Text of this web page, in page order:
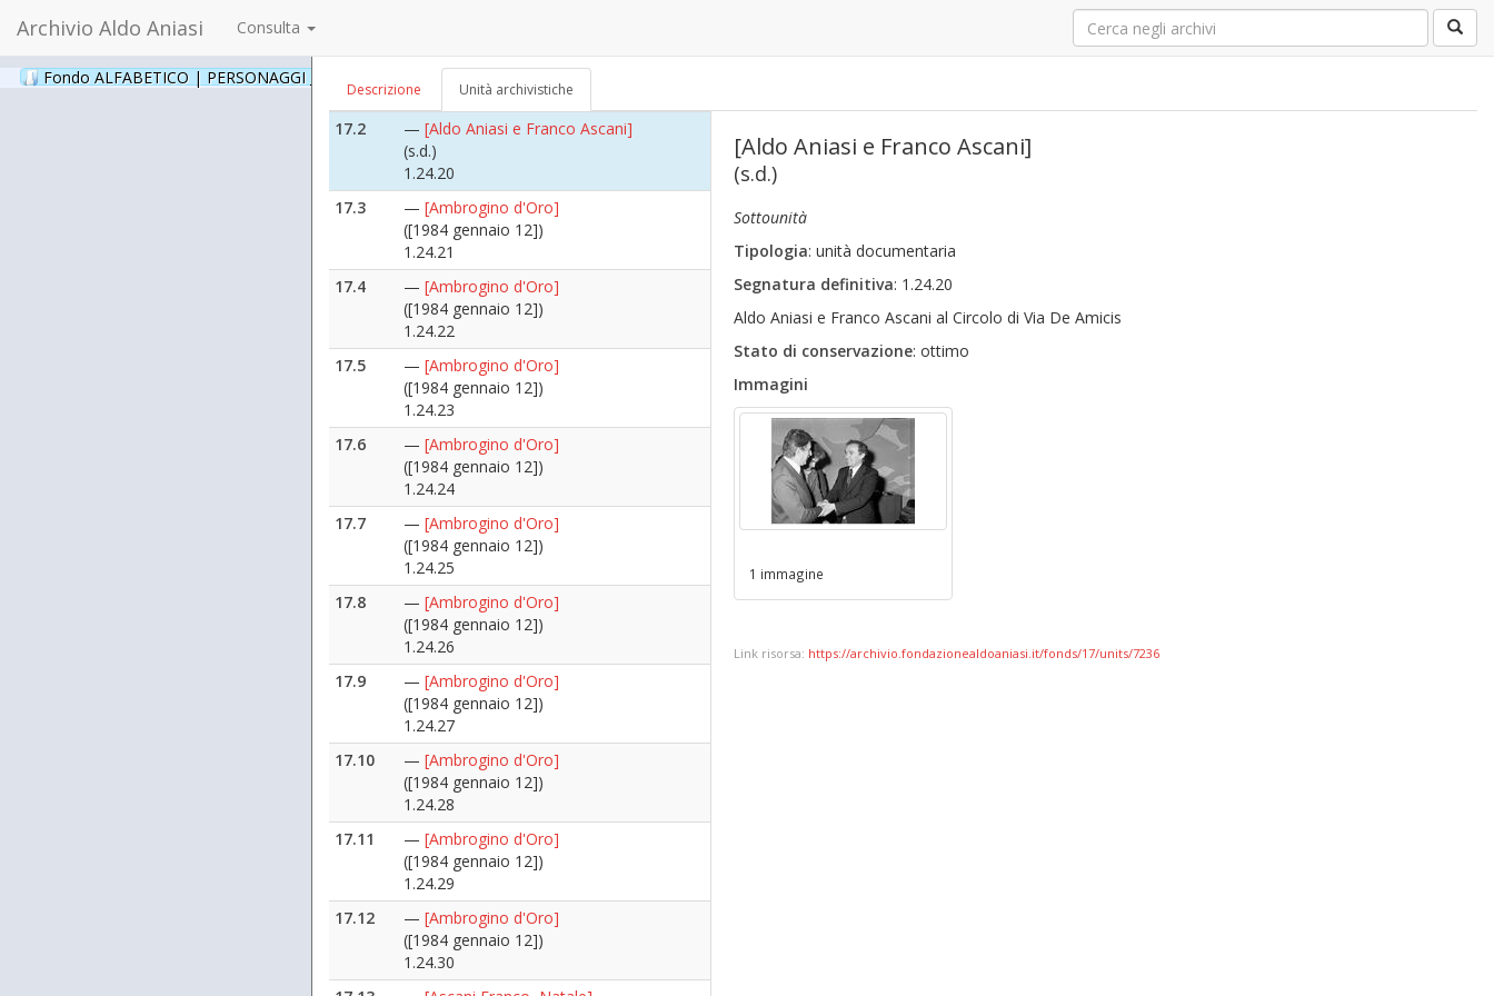
Archivio Aldo Aniasi Consulta
Fondo ALFABETICO | PERSONAGGI _ Archivio Fotografico
Descrizione Unità archivistiche
1.24.19
17.2
— [Aldo Aniasi e Franco Ascani]
(s.d.)
1.24.20
17.3
— [Ambrogino d'Oro]
([1984 gennaio 12])
1.24.21
17.4
— [Ambrogino d'Oro]
([1984 gennaio 12])
1.24.22
17.5
— [Ambrogino d'Oro]
([1984 gennaio 12])
1.24.23
17.6
— [Ambrogino d'Oro]
([1984 gennaio 12])
1.24.24
17.7
— [Ambrogino d'Oro]
([1984 gennaio 12])
1.24.25
17.8
— [Ambrogino d'Oro]
([1984 gennaio 12])
1.24.26
17.9
— [Ambrogino d'Oro]
([1984 gennaio 12])
1.24.27
17.10
— [Ambrogino d'Oro]
([1984 gennaio 12])
1.24.28
17.11
— [Ambrogino d'Oro]
([1984 gennaio 12])
1.24.29
17.12
— [Ambrogino d'Oro]
([1984 gennaio 12])
1.24.30
[Aldo Aniasi e Franco Ascani]
(s.d.)
Sottounità
Tipologia: unità documentaria
Segnatura definitiva: 1.24.20
Aldo Aniasi e Franco Ascani al Circolo di Via De Amicis
Stato di conservazione: ottimo
Immagini
1 immagine
Link risorsa: https://archivio.fondazionealdoaniasi.it/fonds/17/units/7236